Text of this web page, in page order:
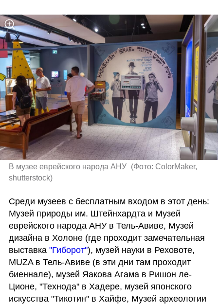
В музее еврейского народа АНУ (Фото: ColorMaker,
shutterstock)
Среди музеев с бесплатным входом в этот день:
Музей природы им. Штейнхардта и Музей
еврейского народа АНУ в Тель-Авиве, Музей
дизайна в Холоне (где проходит замечательная
выставка "Гиборот"), музей науки в Реховоте,
MUZA в Тель-Авиве (в эти дни там проходит
биеннале), музей Яакова Агама в Ришон ле-
Ционе, "Технода" в Хадере, музей японского
искусства "Тикотин" в Хайфе, Музей археологии